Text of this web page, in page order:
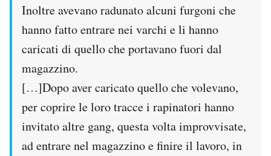
Inoltre avevano radunato alcuni furgoni che
hanno fatto entrare nei varchi e li hanno
caricati di quello che portavano fuori dal
magazzino.
[…]Dopo aver caricato quello che volevano,
per coprire le loro tracce i rapinatori hanno
invitato altre gang, questa volta improvvisate,
ad entrare nel magazzino e finire il lavoro, in